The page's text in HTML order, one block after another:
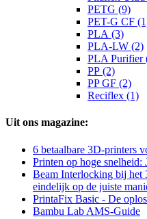
PETG (9)
PET-G CF
PLA (3)
PLA-LW (2)
PLA Purifier
PP (2)
PP GF (2)
Reciflex (1)
Uit ons magazine:
6 betaalbare 3D-printers
Printen op hoge snelheid:
Beam Interlocking bij het
eindelijk op de juiste
PrintaFix Basic - De
Bambu Lab AMS-Guide